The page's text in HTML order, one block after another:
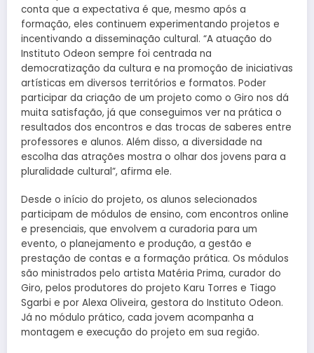
conta que a expectativa é que, mesmo após a
formação, eles continuem experimentando projetos e
incentivando a disseminação cultural. “A atuação do
Instituto Odeon sempre foi centrada na
democratização da cultura e na promoção de iniciativas
artísticas em diversos territórios e formatos. Poder
participar da criação de um projeto como o Giro nos dá
muita satisfação, já que conseguimos ver na prática o
resultados dos encontros e das trocas de saberes entre
professores e alunos. Além disso, a diversidade na
escolha das atrações mostra o olhar dos jovens para a
pluralidade cultural”, afirma ele.
Desde o início do projeto, os alunos selecionados
participam de módulos de ensino, com encontros online
e presenciais, que envolvem a curadoria para um
evento, o planejamento e produção, a gestão e
prestação de contas e a formação prática. Os módulos
são ministrados pelo artista Matéria Prima, curador do
Giro, pelos produtores do projeto Karu Torres e Tiago
Sgarbi e por Alexa Oliveira, gestora do Instituto Odeon.
Já no módulo prático, cada jovem acompanha a
montagem e execução do projeto em sua região.